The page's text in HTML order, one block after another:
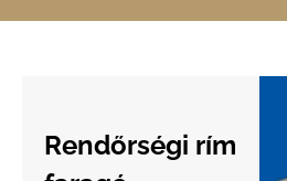
Rendőrségi rím